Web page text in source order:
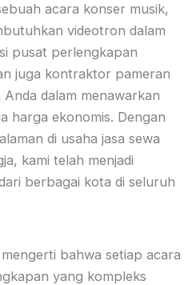
acara konser musik,
videotron dalam
pusat perlengkapan
juga kontraktor pameran
dalam menawarkan
harga ekonomis. Dengan
di usaha jasa sewa
kami telah menjadi
berbagai kota di seluruh
bahwa setiap acara
yang kompleks